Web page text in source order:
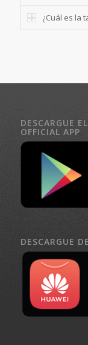
¿Cuál es la
DESCARGUE
OFFICIAL APP
DESCARGUE